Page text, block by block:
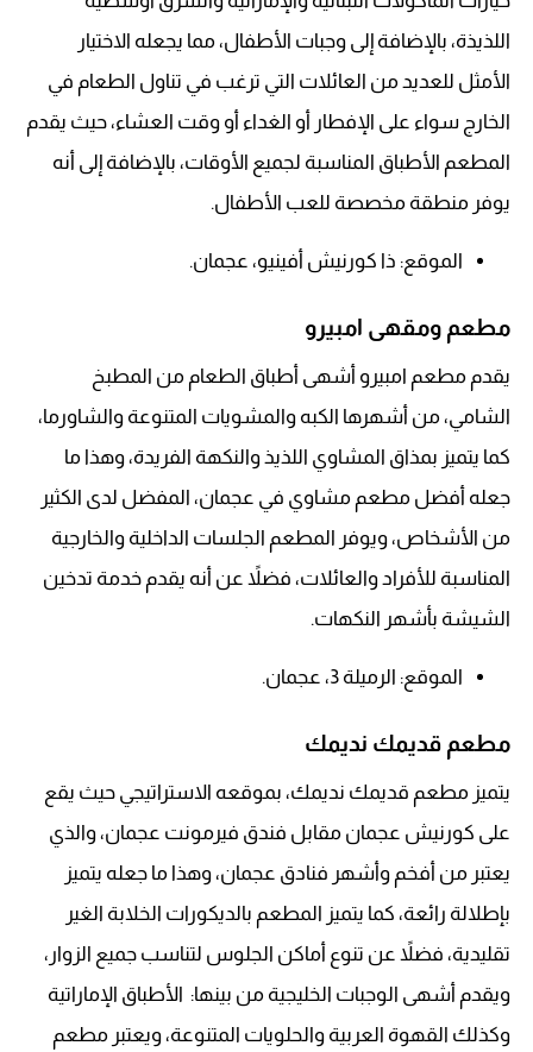
اللذيذة، بالإضافة إلى وجبات الأطفال، مما يجعله الاختيار
الأمثل للعديد من العائلات التي ترغب في تناول الطعام في
الخارج سواء على الإفطار أو الغداء أو وقت العشاء، حيث يقدم
المطعم الأطباق المناسبة لجميع الأوقات، بالإضافة إلى أنه
يوفر منطقة مخصصة للعب الأطفال.
الموقع: ذا كورنيش أفينيو، عجمان.
مطعم ومقهى امبيرو
يقدم مطعم امبيرو أشهى أطباق الطعام من المطبخ
الشامي، من أشهرها الكبه والمشويات المتنوعة والشاورما،
كما يتميز بمذاق المشاوي اللذيذ والنكهة الفريدة، وهذا ما
جعله أفضل مطعم مشاوي في عجمان، المفضل لدى الكثير
من الأشخاص، ويوفر المطعم الجلسات الداخلية والخارجية
المناسبة للأفراد والعائلات، فضلاً عن أنه يقدم خدمة تدخين
الشيشة بأشهر النكهات.
الموقع: الرميلة 3، عجمان.
مطعم قديمك نديمك
يتميز مطعم قديمك نديمك، بموقعه الاستراتيجي حيث يقع
على كورنيش عجمان مقابل فندق فيرمونت عجمان، والذي
يعتبر من أفخم وأشهر فنادق عجمان، وهذا ما جعله يتميز
بإطلالة رائعة، كما يتميز المطعم بالديكورات الخلابة الغير
تقليدية، فضلاً عن تنوع أماكن الجلوس لتناسب جميع الزوار،
ويقدم أشهى الوجبات الخليجية من بينها: الأطباق الإماراتية
وكذلك القهوة العربية والحلويات المتنوعة، ويعتبر مطعم